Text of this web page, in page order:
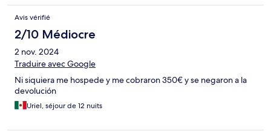
Avis vérifié
2/10 Médiocre
2 nov. 2024
Traduire avec Google
Ni siquiera me hospede y me cobraron 350€ y se negaron a la
devolución
Uriel, séjour de 12 nuits